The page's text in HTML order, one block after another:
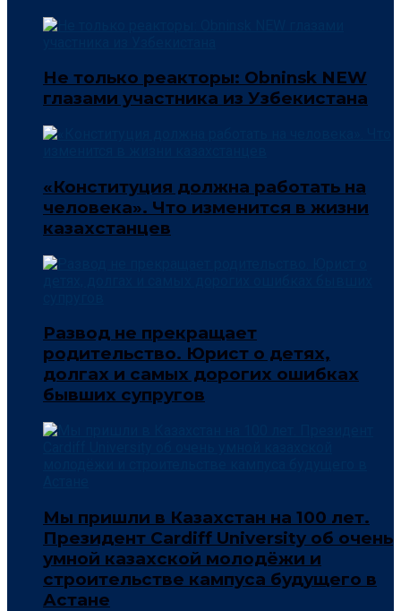
Не только реакторы: Obninsk NEW
глазами участника из Узбекистана
«Конституция должна работать на
человека». Что изменится в жизни
казахстанцев
Развод не прекращает
родительство. Юрист о детях,
долгах и самых дорогих ошибках
бывших супругов
Мы пришли в Казахстан на 100 лет.
Президент Cardiff University об очень
умной казахской молодёжи и
строительстве кампуса будущего в
Астане